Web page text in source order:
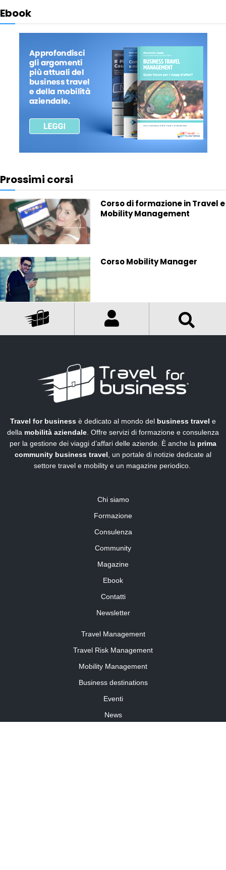
Ebook
Prossimi corsi
Corso di formazione in Travel e
Mobility Management
Corso Mobility Manager
Travel for business è dedicato al mondo del business travel e
della mobilità aziendale. Offre servizi di formazione e consulenza
per la gestione dei viaggi d’affari delle aziende. È anche la prima
community business travel, un portale di notizie dedicate al
settore travel e mobility e un magazine periodico.
Chi siamo
Formazione
Consulenza
Community
Magazine
Ebook
Contatti
Newsletter
Travel Management
Travel Risk Management
Mobility Management
Business destinations
Eventi
News